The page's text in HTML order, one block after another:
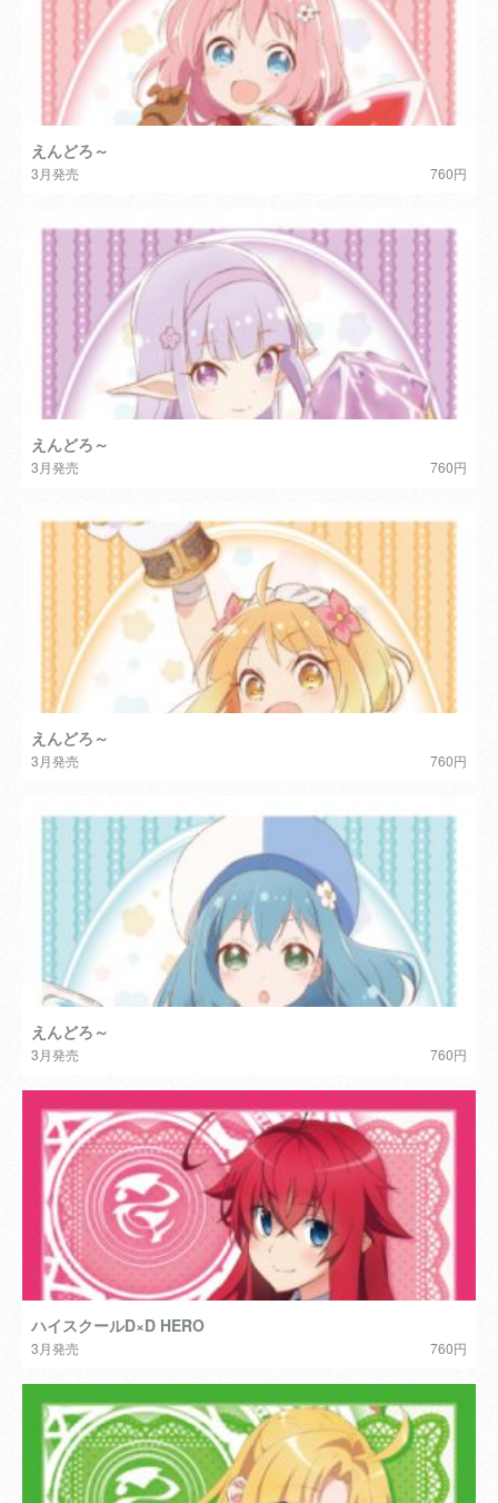
えんどろ～
3月発売 760円
えんどろ～
3月発売 760円
えんどろ～
3月発売 760円
えんどろ～
3月発売 760円
ハイスクールD×D HERO
3月発売 760円